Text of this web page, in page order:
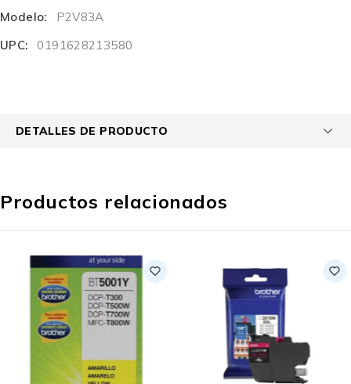
Modelo:
P2V83A
UPC:
0191628213580
DETALLES DE PRODUCTO
Productos relacionados